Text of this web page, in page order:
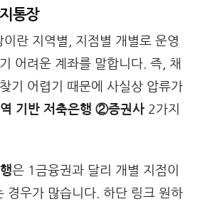
통장
이란 지역별, 지점별 개별로 운영
어려운 계좌를 말합니다. 즉, 채
기 어렵기 때문에 사실상 압류가
기반 저축은행 ②증권사 2가지
은 1금융권과 달리 개별 지점이
경우가 많습니다. 하단 링크 원하